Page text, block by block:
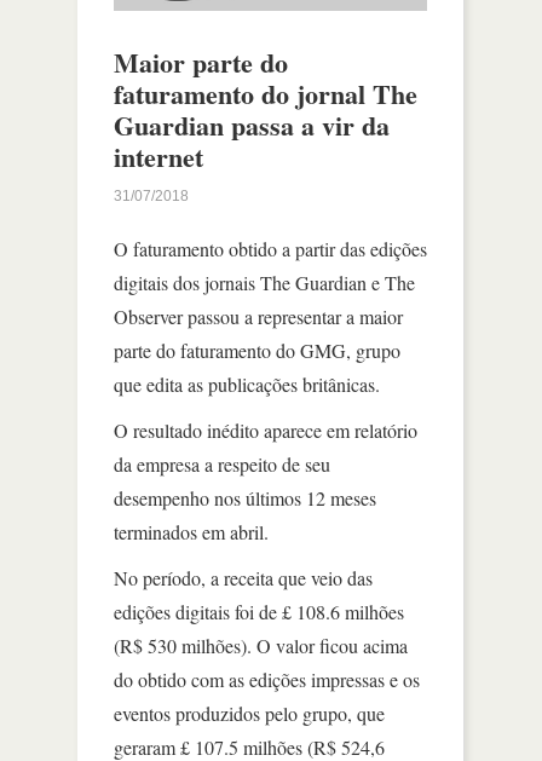
Maior parte do
faturamento do jornal The
Guardian passa a vir da
internet
31/07/2018
O faturamento obtido a partir das edições
digitais dos jornais The Guardian e The
Observer passou a representar a maior
parte do faturamento do GMG, grupo
que edita as publicações britânicas.
O resultado inédito aparece em relatório
da empresa a respeito de seu
desempenho nos últimos 12 meses
terminados em abril.
No período, a receita que veio das
edições digitais foi de £ 108.6 milhões
(R$ 530 milhões). O valor ficou acima
do obtido com as edições impressas e os
eventos produzidos pelo grupo, que
geraram £ 107.5 milhões (R$ 524,6